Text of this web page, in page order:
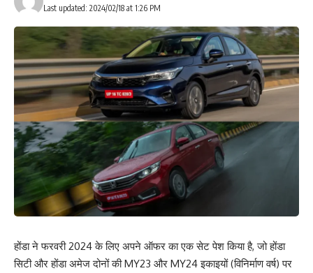
Last updated: 2024/02/18 at 1:26 PM
होंडा ने फरवरी 2024 के लिए अपने ऑफर का एक सेट पेश किया है, जो होंडा
सिटी और होंडा अमेज दोनों की MY23 और MY24 इकाइयों (विनिर्माण वर्ष) पर